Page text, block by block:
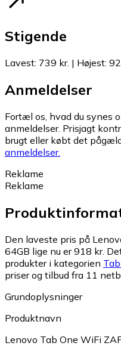
Stigende
Lavest: 739 kr. | Højest:
Anmeldelser
Fortæl os, hvad du synes
anmeldelser. Prisjagt
brugt eller købt det
anmeldelser.
Reklame
Reklame
Den laveste pris på
64GB lige nu er 918 kr.
produkter i kategorien
priser og tilbud fra 11
Grundoplysninger
Produktnavn
Lenovo Tab One WiFi